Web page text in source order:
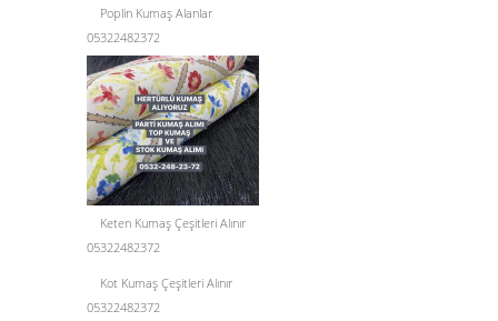
Poplin Kumaş Alanlar
05322482372
Keten Kumaş Çeşitleri Alınır
05322482372
Kot Kumaş Çeşitleri Alınır
05322482372